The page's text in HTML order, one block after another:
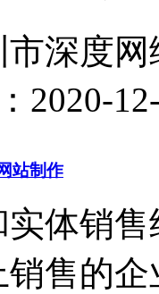
深度
2020-
站制作
销售
售的